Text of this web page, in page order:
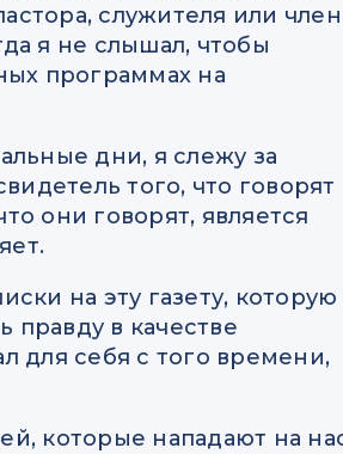
служителя или
я не слышал, чтобы
программах на
дни, я слежу за
того, что говорят
они говорят, является
на эту газету, которую
правду в качестве
для себя с того времени,
которые нападают на